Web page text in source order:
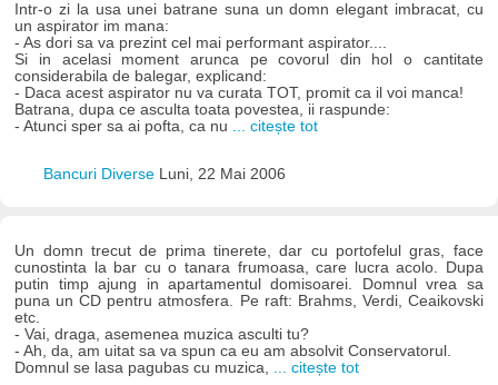
Intr-o zi la usa unei batrane suna un domn elegant imbracat, cu
un aspirator im mana:
- As dori sa va prezint cel mai performant aspirator....
Si in acelasi moment arunca pe covorul din hol o cantitate
considerabila de balegar, explicand:
- Daca acest aspirator nu va curata TOT, promit ca il voi manca!
Batrana, dupa ce asculta toata povestea, ii raspunde:
- Atunci sper sa ai pofta, ca nu ... citește tot
Bancuri Diverse Luni, 22 Mai 2006
Un domn trecut de prima tinerete, dar cu portofelul gras, face
cunostinta la bar cu o tanara frumoasa, care lucra acolo. Dupa
putin timp ajung in apartamentul domisoarei. Domnul vrea sa
puna un CD pentru atmosfera. Pe raft: Brahms, Verdi, Ceaikovski
etc.
- Vai, draga, asemenea muzica asculti tu?
- Ah, da, am uitat sa va spun ca eu am absolvit Conservatorul.
Domnul se lasa pagubas cu muzica, ... citește tot